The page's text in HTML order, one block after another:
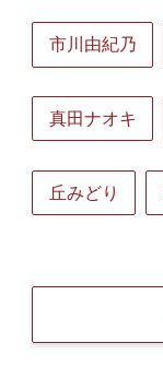
市川由紀乃
真田ナオキ
丘みどり